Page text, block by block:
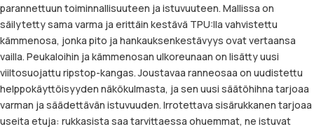
parannettuun toiminnallisuuteen ja istuvuuteen. Mallissa on
säilytetty sama varma ja erittäin kestävä TPU:lla vahvistettu
kämmenosa, jonka pito ja hankauksenkestävyys ovat vertaansa
vailla. Peukaloihin ja kämmenosan ulkoreunaan on lisätty uusi
viiltosuojattu ripstop-kangas. Joustavaa ranneosaa on uudistettu
helppokäyttöisyyden näkökulmasta, ja sen uusi säätöhihna tarjoaa
varman ja säädettävän istuvuuden. Irrotettava sisärukkanen tarjoaa
useita etuja: rukkasista saa tarvittaessa ohuemmat, ne istuvat